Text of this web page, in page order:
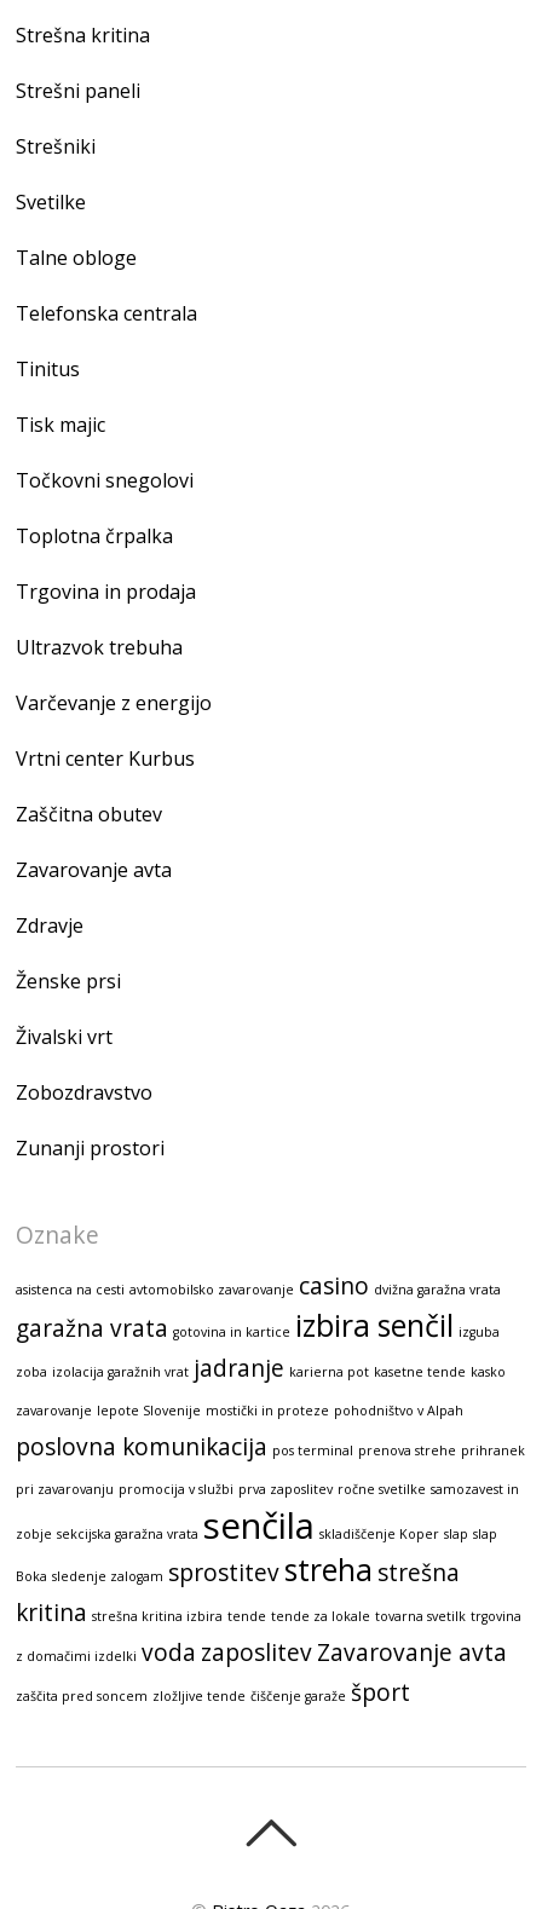
Strešna kritina
Strešni paneli
Strešniki
Svetilke
Talne obloge
Telefonska centrala
Tinitus
Tisk majic
Točkovni snegolovi
Toplotna črpalka
Trgovina in prodaja
Ultrazvok trebuha
Varčevanje z energijo
Vrtni center Kurbus
Zaščitna obutev
Zavarovanje avta
Zdravje
Ženske prsi
Živalski vrt
Zobozdravstvo
Zunanji prostori
Oznake
asistenca na cesti avtomobilsko zavarovanje casino dvižna garažna vrata
garažna vrata gotovina in kartice izbira senčil izguba
zoba izolacija garažnih vrat jadranje karierna pot kasetne tende kasko
zavarovanje lepote Slovenije mostički in proteze pohodništvo v Alpah
poslovna komunikacija pos terminal prenova strehe prihranek
pri zavarovanju promocija v službi prva zaposlitev ročne svetilke samozavest in
zobje sekcijska garažna vrata senčila skladiščenje Koper slap slap
Boka sledenje zalogam sprostitevstreha strešna
kritina strešna kritina izbira tende tende za lokale tovarna svetilk trgovina
z domačimi izdelki voda zaposlitevZavarovanje avta
zaščita pred soncem zložljive tende čiščenje garaže šport